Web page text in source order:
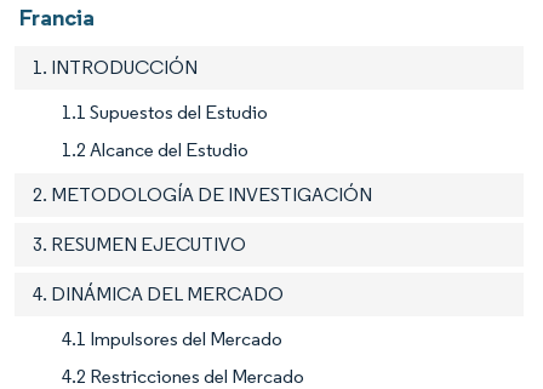
Francia
1. INTRODUCCIÓN
1.1 Supuestos del Estudio
1.2 Alcance del Estudio
2. METODOLOGÍA DE INVESTIGACIÓN
3. RESUMEN EJECUTIVO
4. DINÁMICA DEL MERCADO
4.1 Impulsores del Mercado
4.2 Restricciones del Mercado